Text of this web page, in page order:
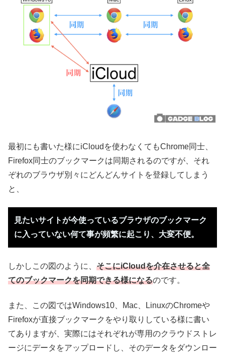
最初にも書いた様にiCloudを使わなくてもChrome同士、
Firefox同士のブックマークは同期されるのですが、それ
ぞれのブラウザ別々にどんどんサイトを登録してしまう
と、
見たいサイトが今使っているブラウザのブックマーク
に入っていない何て事が頻繁に起こり、大変不便。
しかしこの図のように、 そこにiCloudを介在させると全
てのブックマークを同期できる様になるのです。
また、この図ではWindows10、Mac、LinuxのChromeや
Firefoxが直接ブックマークをやり取りしている様に書い
てありますが、実際にはそれぞれが専用のクラウドストレ
ージにデータをアップロードし、そのデータをダウンロー